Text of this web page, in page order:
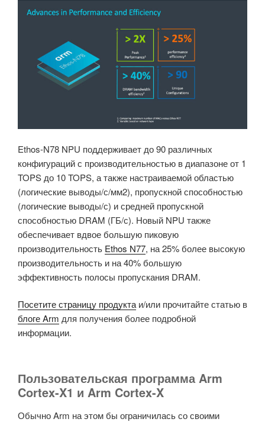
Ethos-N78 NPU поддерживает до 90 различных
конфигураций с производительностью в диапазоне от 1
TOPS до 10 TOPS, а также настраиваемой областью
(логические выводы/с/мм2), пропускной способностью
(логические выводы/с) и средней пропускной
способностью DRAM (ГБ/с). Новый NPU также
обеспечивает вдвое большую пиковую
производительность Ethos N77, на 25% более высокую
производительность и на 40% большую
эффективность полосы пропускания DRAM.
Посетите страницу продуктаи/или прочитайте статью в
блоге Arm для получения более подробной
информации.
Пользовательская программа Arm
Cortex-X1 и Arm Cortex-X
Обычно Arm на этом бы ограничилась со своими